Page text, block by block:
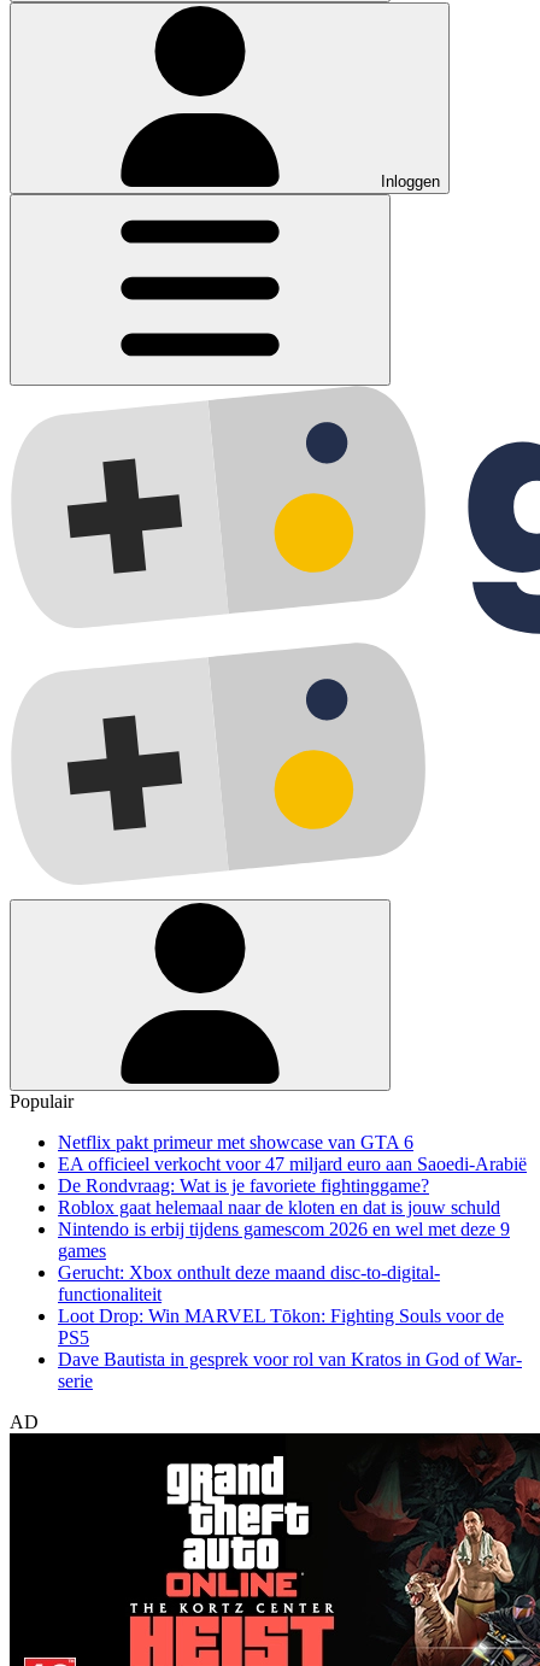
Inloggen
Populair
Netflix pakt primeur met showcase van GTA 6
EA officieel verkocht voor 47 miljard euro aan Saoedi-Arabië
De Rondvraag: Wat is je favoriete fightinggame?
Roblox gaat helemaal naar de kloten en dat is jouw schuld
Nintendo is erbij tijdens gamescom 2026 en wel met deze 9
games
Gerucht: Xbox onthult deze maand disc-to-digital-
functionaliteit
Loot Drop: Win MARVEL Tōkon: Fighting Souls voor de
PS5
Dave Bautista in gesprek voor rol van Kratos in God of War-
serie
AD